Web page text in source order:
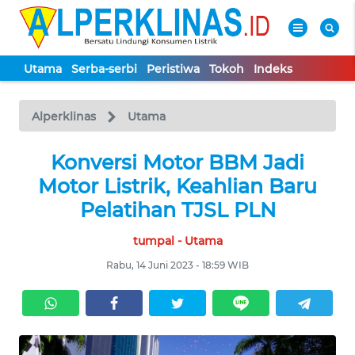
Utama Serba-serbi Peristiwa Tokoh Indeks
Alperklinas Utama
Konversi Motor BBM Jadi
Motor Listrik, Keahlian Baru
Pelatihan TJSL PLN
tumpal - Utama
Rabu, 14 Juni 2023 - 18:59 WIB
TV
Tutup
UTAMA
TOKOH